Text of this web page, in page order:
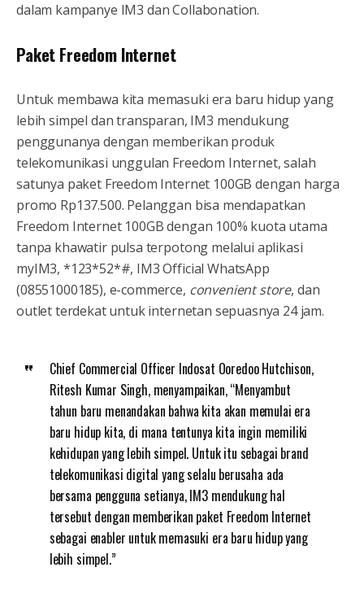
dalam kampanye IM3 dan Collabonation.
Paket Freedom Internet
Untuk membawa kita memasuki era baru hidup yang
lebih simpel dan transparan, IM3 mendukung
penggunanya dengan memberikan produk
telekomunikasi unggulan Freedom Internet, salah
satunya paket Freedom Internet 100GB dengan harga
promo Rp137.500. Pelanggan bisa mendapatkan
Freedom Internet 100GB dengan 100% kuota utama
tanpa khawatir pulsa terpotong melalui aplikasi
myIM3, *123*52*#, IM3 Official WhatsApp
(08551000185), e-commerce, convenient store, dan
outlet terdekat untuk internetan sepuasnya 24 jam.
Chief Commercial Officer Indosat Ooredoo Hutchison,
Ritesh Kumar Singh, menyampaikan, “Menyambut
tahun baru menandakan bahwa kita akan memulai era
baru hidup kita, di mana tentunya kita ingin memiliki
kehidupan yang lebih simpel. Untuk itu sebagai brand
telekomunikasi digital yang selalu berusaha ada
bersama pengguna setianya, IM3 mendukung hal
tersebut dengan memberikan paket Freedom Internet
sebagai enabler untuk memasuki era baru hidup yang
lebih simpel.”